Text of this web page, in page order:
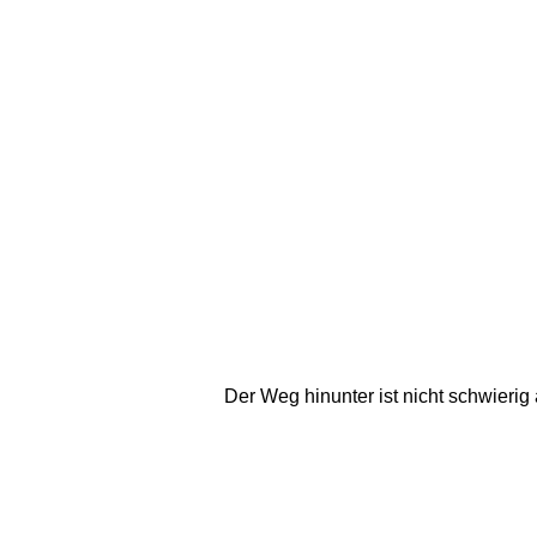
Der Weg hinunter ist nicht